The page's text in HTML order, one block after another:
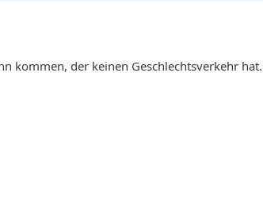
kommen, der keinen Geschlechtsverkehr